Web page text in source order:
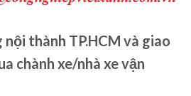
thành TP.HCM và giao
chành xe/nhà xe vận